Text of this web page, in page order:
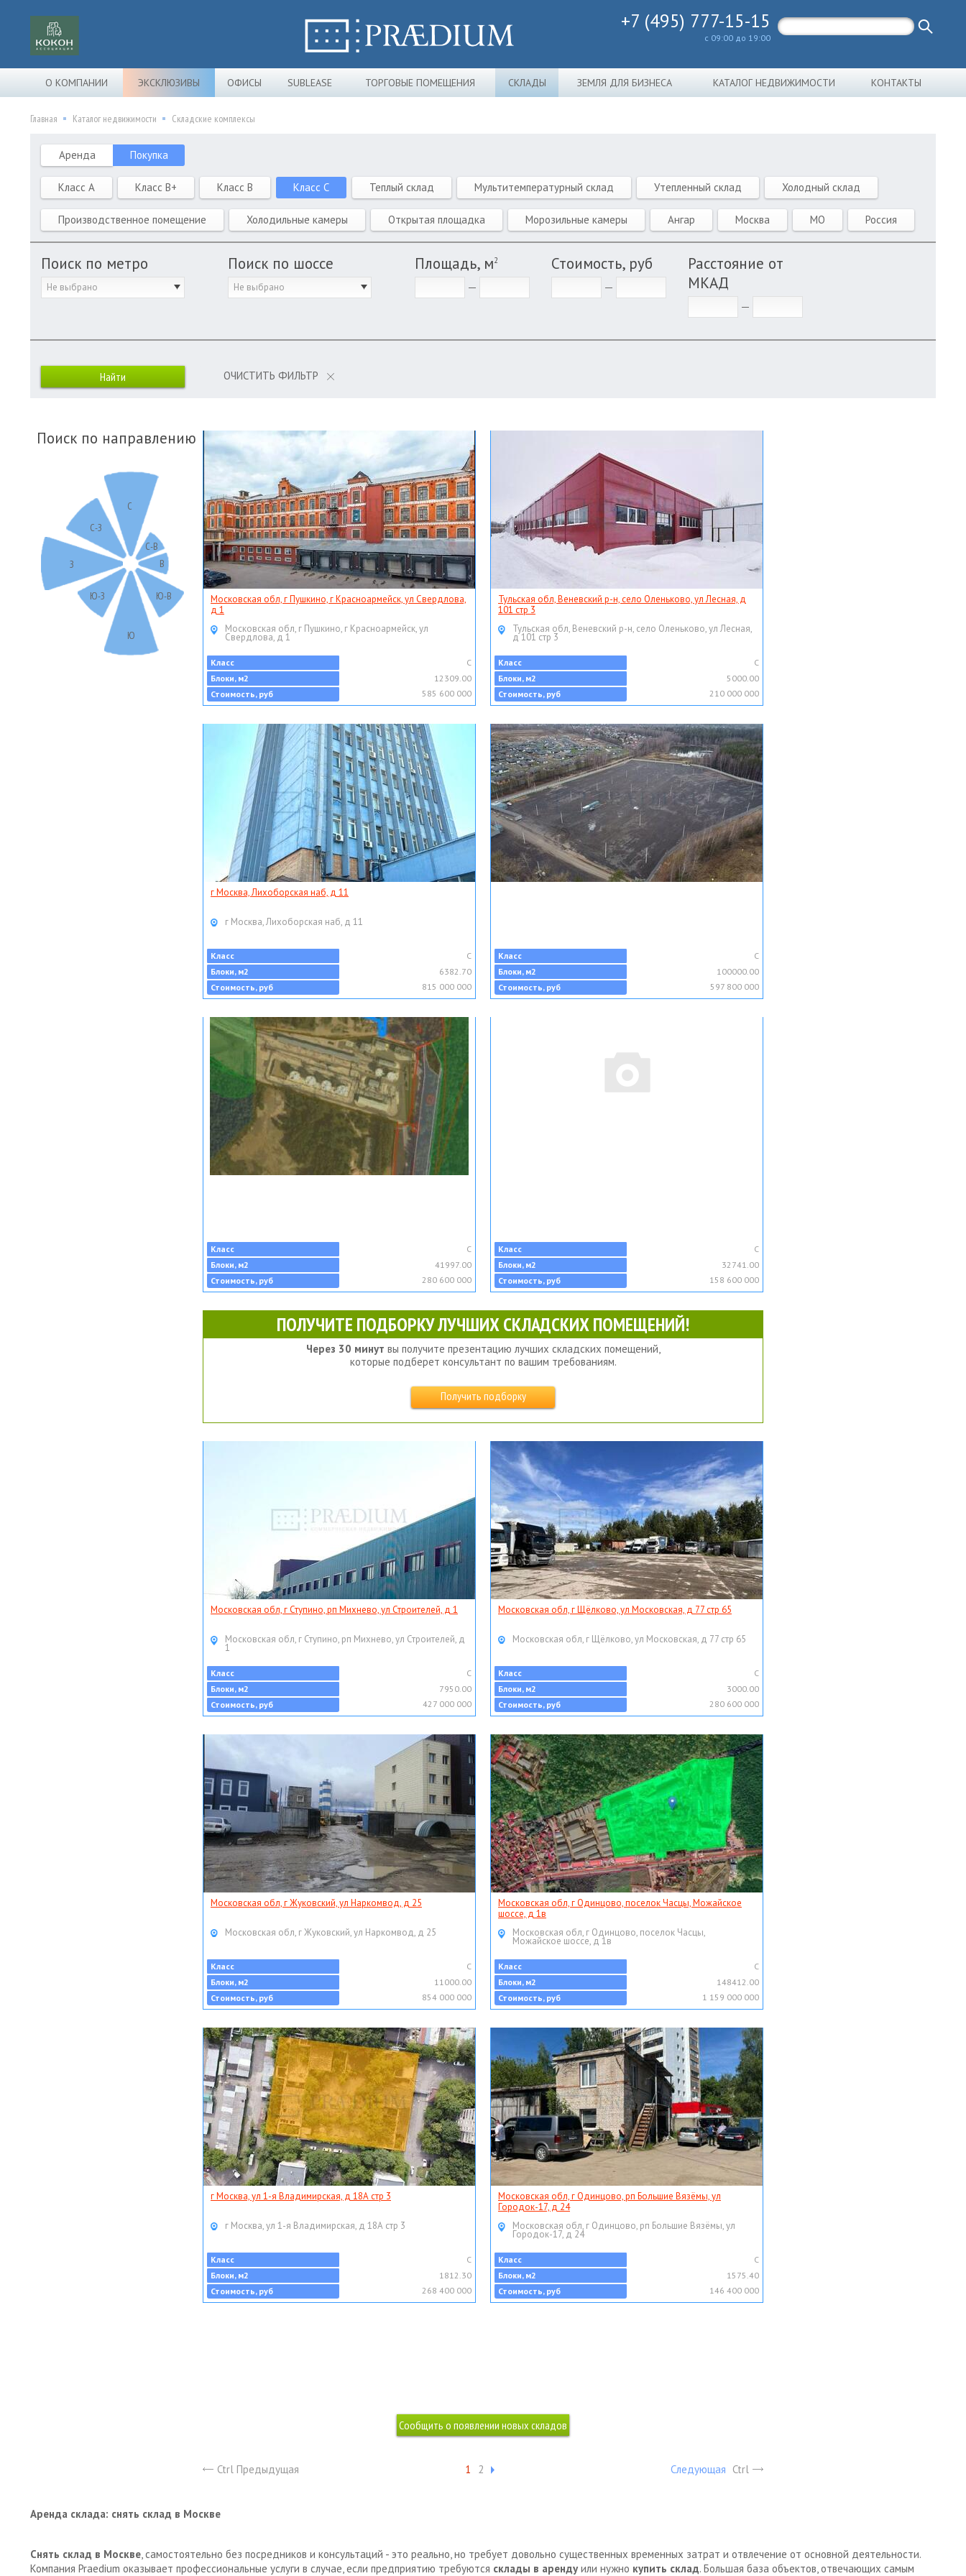
+7 (495) 777-15-15
с 09:00 до 19:00
О КОМПАНИИ ЭКСКЛЮЗИВЫ ОФИСЫ SUBLEASE ТОРГОВЫЕ ПОМЕЩЕНИЯ СКЛАДЫ ЗЕМЛЯ ДЛЯ БИЗНЕСА КАТАЛОГ НЕДВИЖИМОСТИ КОНТАКТЫ
Главная Каталог недвижимости Складские комплексы
Аренда Покупка
Класс A Класс B+ Класс B Класс C Теплый склад Мультитемпературный склад Утепленный склад Холодный склад
Производственное помещение Холодильные камеры Открытая площадка Морозильные камеры Ангар Москва МО Россия
Поиск по метро
Не выбрано
Поиск по шоссе
Не выбрано
Площадь, м2 Стоимость, руб
Расстояние от
МКАД
ОЧИСТИТЬ ФИЛЬТР
Поиск по направлению
С
С-В
В
Ю-В
Ю
Ю-З
З
С-З
Московская обл, г Пушкино, г Красноармейск, ул Свердлова,
д 1
Московская обл, г Пушкино, г Красноармейск, ул
Свердлова, д 1
Класс
C
Блоки, м2
12309.00
Стоимость, руб
585 600 000
Тульская обл, Веневский р-н, село Оленьково, ул Лесная, д
101 стр 3
Тульская обл, Веневский р-н, село Оленьково, ул Лесная,
д 101 стр 3
Класс
C
Блоки, м2
5000.00
Стоимость, руб
210 000 000
г Москва, Лихоборская наб, д 11
г Москва, Лихоборская наб, д 11
Класс
C
Блоки, м2
6382.70
Стоимость, руб
815 000 000
Класс
C
Блоки, м2
100000.00
Стоимость, руб
597 800 000
Класс
C
Блоки, м2
41997.00
Стоимость, руб
280 600 000
Класс
C
Блоки, м2
32741.00
Стоимость, руб
158 600 000
ПОЛУЧИТЕ ПОДБОРКУ ЛУЧШИХ СКЛАДСКИХ ПОМЕЩЕНИЙ!
Через 30 минут вы получите презентацию лучших складских помещений,
которые подберет консультант по вашим требованиям.
Получить подборку
Московская обл, г Ступино, рп Михнево, ул Строителей, д 1
Московская обл, г Ступино, рп Михнево, ул Строителей, д
1
Класс
C
Блоки, м2
7950.00
Стоимость, руб
427 000 000
Московская обл, г Щёлково, ул Московская, д 77 стр 65
Московская обл, г Щёлково, ул Московская, д 77 стр 65
Класс
C
Блоки, м2
3000.00
Стоимость, руб
280 600 000
Московская обл, г Жуковский, ул Наркомвод, д 25
Московская обл, г Жуковский, ул Наркомвод, д 25
Класс
C
Блоки, м2
11000.00
Стоимость, руб
854 000 000
Московская обл, г Одинцово, поселок Часцы, Можайское
шоссе, д 1в
Московская обл, г Одинцово, поселок Часцы,
Можайское шоссе, д 1в
Класс
C
Блоки, м2
148412.00
Стоимость, руб
1 159 000 000
г Москва, ул 1-я Владимирская, д 18А стр 3
г Москва, ул 1-я Владимирская, д 18А стр 3
Класс
C
Блоки, м2
1812.30
Стоимость, руб
268 400 000
Московская обл, г Одинцово, рп Большие Вязёмы, ул
Городок-17, д 24
Московская обл, г Одинцово, рп Большие Вязёмы, ул
Городок-17, д 24
Класс
C
Блоки, м2
1575.40
Стоимость, руб
146 400 000
Ctrl Предыдущая 1 2 Следующая Ctrl
Аренда склада: снять склад в Москве
Снять склад в Москве, самостоятельно без посредников и консультаций - это реально, но требует довольно существенных временных затрат и отвлечение от основной деятельности.
Компания Praedium оказывает профессиональные услуги в случае, если предприятию требуются склады в аренду или нужно купить склад. Большая база объектов, отвечающих самым